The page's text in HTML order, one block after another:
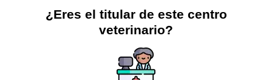
¿Eres el titular de este centro
veterinario?